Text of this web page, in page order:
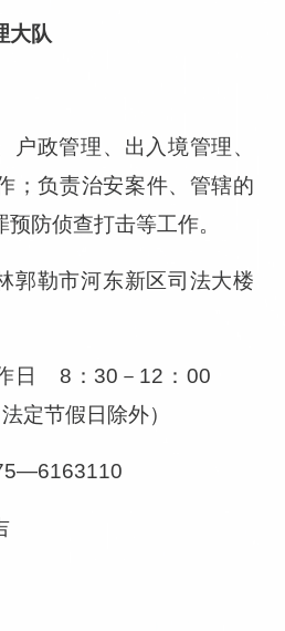
大队
户政管理、出入境管理、
；负责治安案件、管辖的
防侦查打击等工作。
郭勒市河东新区司法大楼
作日 8：30－12：00
定节假日除外）